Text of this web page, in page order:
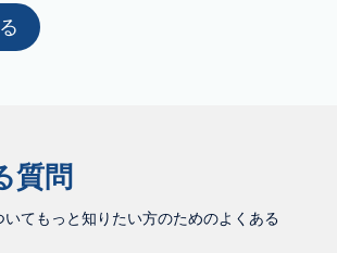
質問
いてもっと知りたい方のためのよくある